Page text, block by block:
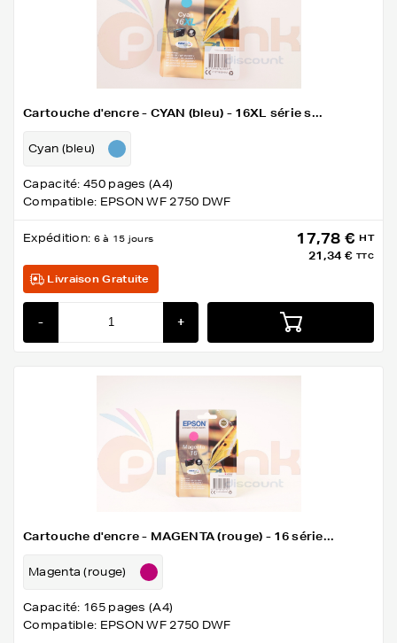
Cartouche d'encre - CYAN (bleu) - 16XL série s...
Cyan (bleu)
Capacité: 450 pages (A4)
Compatible: EPSON WF 2750 DWF
Expédition: 6 à 15 jours 17,78 € HT
21,34 € TTC
Livraison Gratuite
- +
Cartouche d'encre - MAGENTA (rouge) - 16 série...
Magenta (rouge)
Capacité: 165 pages (A4)
Compatible: EPSON WF 2750 DWF